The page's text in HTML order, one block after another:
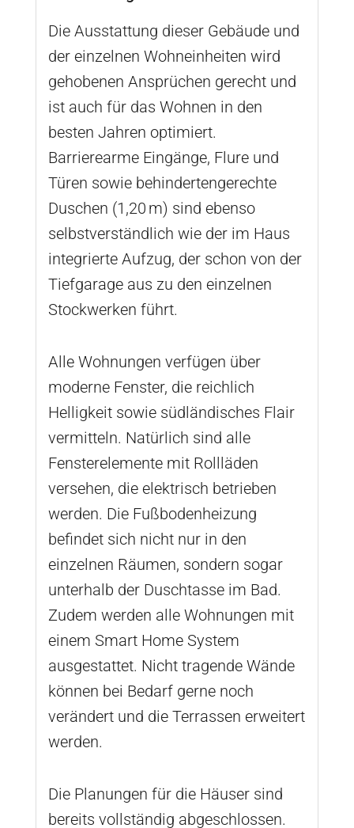
Die Ausstattung dieser Gebäude und
der einzelnen Wohneinheiten wird
gehobenen Ansprüchen gerecht und
ist auch für das Wohnen in den
besten Jahren optimiert.
Barrierearme Eingänge, Flure und
Türen sowie behindertengerechte
Duschen (1,20 m) sind ebenso
selbstverständlich wie der im Haus
integrierte Aufzug, der schon von der
Tiefgarage aus zu den einzelnen
Stockwerken führt.
Alle Wohnungen verfügen über
moderne Fenster, die reichlich
Helligkeit sowie südländisches Flair
vermitteln. Natürlich sind alle
Fensterelemente mit Rollläden
versehen, die elektrisch betrieben
werden. Die Fußbodenheizung
befindet sich nicht nur in den
einzelnen Räumen, sondern sogar
unterhalb der Duschtasse im Bad.
Zudem werden alle Wohnungen mit
einem Smart Home System
ausgestattet. Nicht tragende Wände
können bei Bedarf gerne noch
verändert und die Terrassen erweitert
werden.
Die Planungen für die Häuser sind
bereits vollständig abgeschlossen.